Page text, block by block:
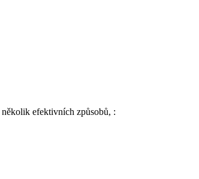
efektivních způsobů, :